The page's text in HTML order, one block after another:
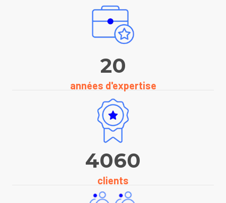
20
années d'expertise
4060
clients